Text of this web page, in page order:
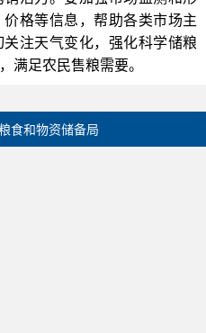
格等信息，帮助各类市场主
注天气变化，强化科学储粮
满足农民售粮需要。
食和物资储备局